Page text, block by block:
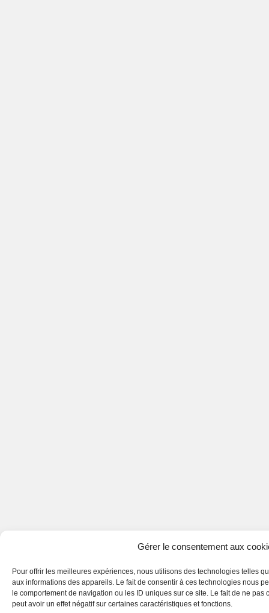
Gérer le consentement aux
Pour offrir les meilleures expériences, nous utilisons des technologies telles
aux informations des appareils. Le fait de consentir à ces technologies nous
le comportement de navigation ou les ID uniques sur ce site. Le fait de ne
peut avoir un effet négatif sur certaines caractéristiques et fonctions.